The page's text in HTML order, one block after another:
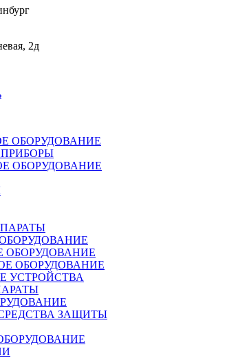
2д
ОБОРУДОВАНИЕ
ПРИБОРЫ
ОБОРУДОВАНИЕ
ОБОРУДОВАНИЕ
ОБОРУДОВАНИЕ
УСТРОЙСТВА
ЗАЩИТЫ